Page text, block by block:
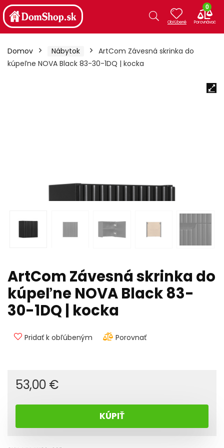
0
Domov Nábytok
ArtCom Závesná skrinka do
kúpeľne NOVA Black 83-30-1DQ | kocka
ArtCom Závesná skrinka do
kúpeľne NOVA Black 83-
30-1DQ | kocka
Pridať k obľúbeným Porovnať
53,00 €
KÚPIŤ